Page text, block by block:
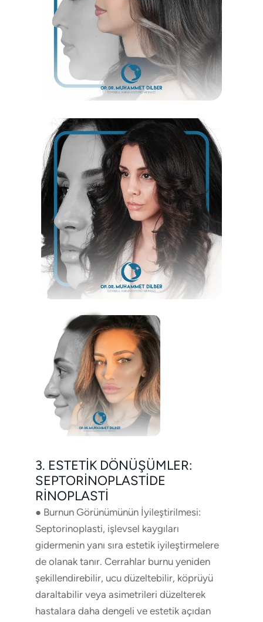
3. ESTETIK DÖNÜŞÜMLER:
SEPTORINOPLASTIDE
RINOPLASTI
● Burnun Görünümünün İyileştirilmesi:
Septorinoplasti, işlevsel kaygıları
gidermenin yanı sıra estetik iyileştirmelere
de olanak tanır. Cerrahlar burnu yeniden
şekillendirebilir, ucu düzeltebilir, köprüyü
daraltabilir veya asimetrileri düzelterek
hastalara daha dengeli ve estetik açıdan